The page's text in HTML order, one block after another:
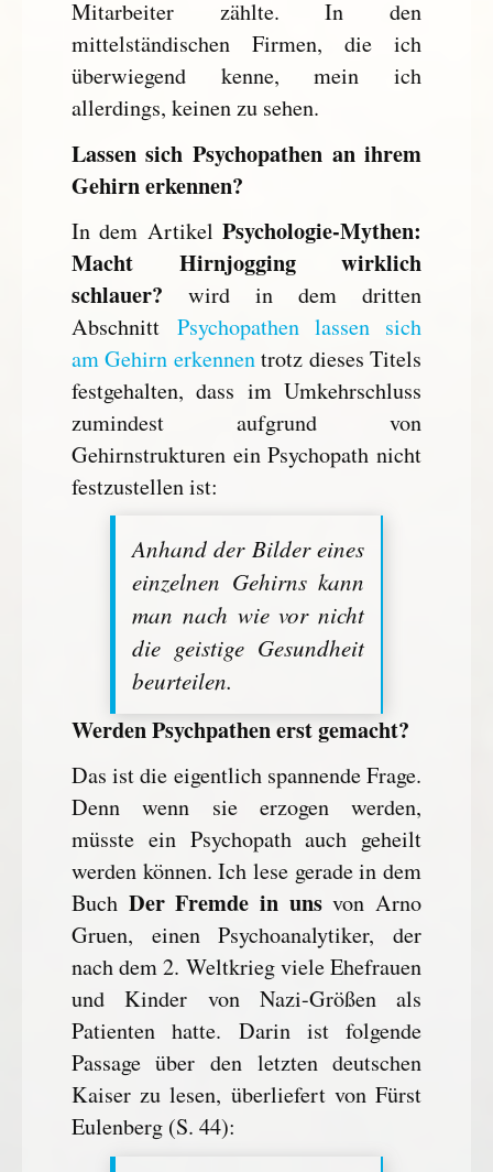
Mitarbeiter zählte. In den
mittelständischen Firmen, die ich
überwiegend kenne, mein ich
allerdings, keinen zu sehen.
Lassen sich Psychopathen an ihrem
Gehirn erkennen?
In dem Artikel Psychologie-Mythen:
Macht Hirnjogging wirklich
schlauer? wird in dem dritten
Abschnitt Psychopathen lassen sich
am Gehirn erkennentrotz dieses Titels
festgehalten, dass im Umkehrschluss
zumindest aufgrund von
Gehirnstrukturen ein Psychopath nicht
festzustellen ist:
Anhand der Bilder eines
einzelnen Gehirns kann
man nach wie vor nicht
die geistige Gesundheit
beurteilen.
Werden Psychpathen erst gemacht?
Das ist die eigentlich spannende Frage.
Denn wenn sie erzogen werden,
müsste ein Psychopath auch geheilt
werden können. Ich lese gerade in dem
Buch Der Fremde in unsvon Arno
Gruen, einen Psychoanalytiker, der
nach dem 2. Weltkrieg viele Ehefrauen
und Kinder von Nazi-Größen als
Patienten hatte. Darin ist folgende
Passage über den letzten deutschen
Kaiser zu lesen, überliefert von Fürst
Eulenberg (S. 44):